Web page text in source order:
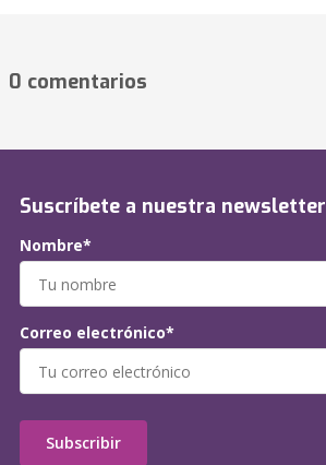
0 comentarios
Suscríbete a nuestra newsletter
Nombre*
Correo electrónico*
Subscribir